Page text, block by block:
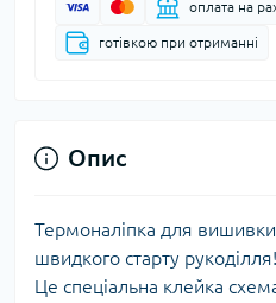
оплата на
готівкою при отриманні
Опис
Термоналіпка для
швидкого старту рукоділля!
Це спеціальна клейка